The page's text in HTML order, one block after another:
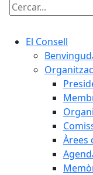
Cercar:
El Consell
Àrees